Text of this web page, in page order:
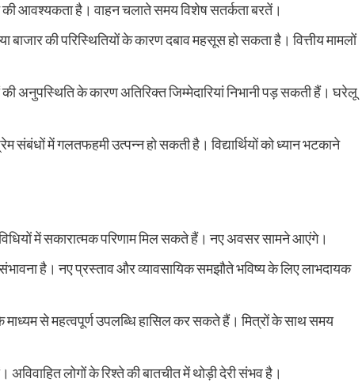
की आवश्यकता है। वाहन चलाते समय विशेष सतर्कता बरतें।
की परिस्थितियों के कारण दबाव महसूस हो सकता है। वित्तीय मामलों
अनुपस्थिति के कारण अतिरिक्त जिम्मेदारियां निभानी पड़ सकती हैं। घरेलू
संबंधों में गलतफहमी उत्पन्न हो सकती है। विद्यार्थियों को ध्यान भटकाने
में सकारात्मक परिणाम मिल सकते हैं। नए अवसर सामने आएंगे।
है। नए प्रस्ताव और व्यावसायिक समझौते भविष्य के लिए लाभदायक
माध्यम से महत्वपूर्ण उपलब्धि हासिल कर सकते हैं। मित्रों के साथ समय
लोगों के रिश्ते की बातचीत में थोड़ी देरी संभव है।